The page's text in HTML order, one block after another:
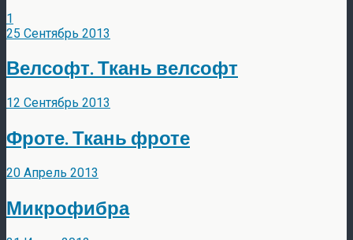
1
25 Сентябрь 2013
Велсофт. Ткань велсофт
12 Сентябрь 2013
Фроте. Ткань фроте
20 Апрель 2013
Микрофибра